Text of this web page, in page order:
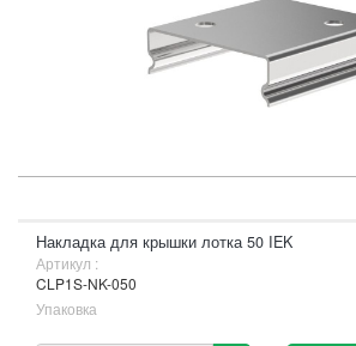
Накладка для крышки лотка 50 IEK
Артикул :
CLP1S-NK-050
Упаковка